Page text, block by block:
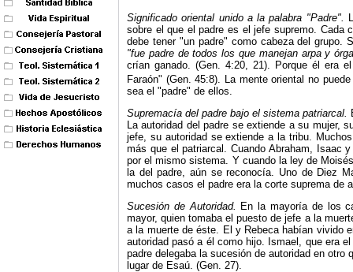
Significado oriental unido a la palabra "Padre".
sobre el que el padre es el jefe supremo. Cada
debe tener "un padre" como cabeza del grupo.
"fue padre de todos los que manejan arpa y
crían ganado. (Gen. 4:20, 21). Porque él era
Faraón" (Gen. 45:8). La mente oriental no
sea el "padre" de ellos.
Supremacía del padre bajo el sistema patriarcal.
La autoridad del padre se extiende a su
jefe, su autoridad se extiende a la tribu.
más que el patriarcal. Cuando Abraham, Isaac
por el mismo sistema. Y cuando la ley de
la del padre, aún se reconocía. Uno de Diez
muchos casos el padre era la corte suprema de
Sucesión de Autoridad. En la mayoría de los
mayor, quien tomaba el puesto de jefe a la
a la muerte de éste. El y Rebeca habían vivido
autoridad pasó a él como hijo. Ismael, que era
padre delegaba la sucesión de autoridad en
lugar de Esaú. (Gen. 27).